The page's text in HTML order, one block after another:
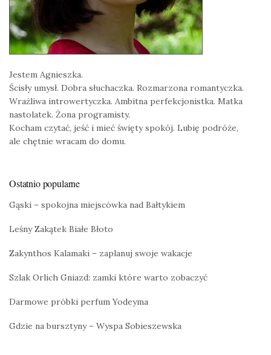
Jestem Agnieszka.
Ścisły umysł. Dobra słuchaczka. Rozmarzona romantyczka.
Wrażliwa introwertyczka. Ambitna perfekcjonistka. Matka
nastolatek. Żona programisty.
Kocham czytać, jeść i mieć święty spokój. Lubię podróże,
ale chętnie wracam do domu.
Ostatnio popularne
Gąski – spokojna miejscówka nad Bałtykiem
Leśny Zakątek Białe Błoto
Zakynthos Kalamaki – zaplanuj swoje wakacje
Szlak Orlich Gniazd: zamki które warto zobaczyć
Darmowe próbki perfum Yodeyma
Gdzie na bursztyny – Wyspa Sobieszewska